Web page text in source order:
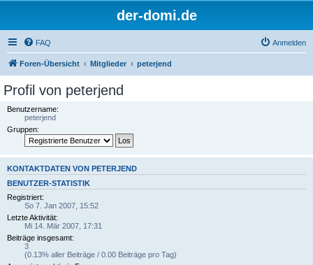
der-domi.de
FAQ Anmelden
Foren-Übersicht Mitglieder peterjend
Profil von peterjend
Benutzername:
peterjend
Gruppen:
KONTAKTDATEN VON PETERJEND
BENUTZER-STATISTIK
Registriert:
So 7. Jan 2007, 15:52
Letzte Aktivität:
Mi 14. Mär 2007, 17:31
Beiträge insgesamt:
3
(0.13% aller Beiträge / 0.00 Beiträge pro Tag)